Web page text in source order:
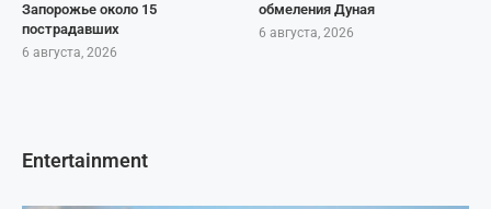
Запорожье около 15
пострадавших
6 августа, 2026
обмеления Дуная
6 августа, 2026
Entertainment